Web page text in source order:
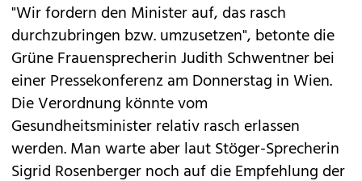
"Wir fordern den Minister auf, das rasch
durchzubringen bzw. umzusetzen", betonte die
Grüne Frauensprecherin Judith Schwentner bei
einer Pressekonferenz am Donnerstag in Wien.
Die Verordnung könnte vom
Gesundheitsminister relativ rasch erlassen
werden. Man warte aber laut Stöger-Sprecherin
Sigrid Rosenberger noch auf die Empfehlung der